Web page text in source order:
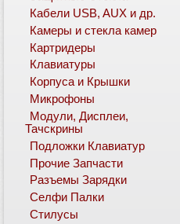
Кабели USB, AUX и др.
Камеры и стекла камер
Картридеры
Клавиатуры
Корпуса и Крышки
Микрофоны
Модули, Дисплеи,
Тачскрины
Подложки Клавиатур
Прочие Запчасти
Разъемы Зарядки
Селфи Палки
Стилусы